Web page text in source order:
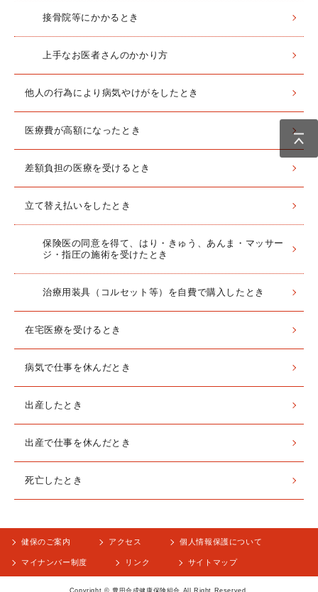
接骨院等にかかるとき
上手なお医者さんのかかり方
他人の行為により病気やけがをしたとき
医療費が高額になったとき
差額負担の医療を受けるとき
立て替え払いをしたとき
保険医の同意を得て、はり・きゅう、あんま・マッサー
ジ・指圧の施術を受けたとき
治療用装具（コルセット等）を自費で購入したとき
在宅医療を受けるとき
病気で仕事を休んだとき
出産したとき
出産で仕事を休んだとき
死亡したとき
健保のご案内 アクセス 個人情報保護について
マイナンバー制度 リンク サイトマップ
Copyright © 豊田合成健康保険組合 All Right Reserved.